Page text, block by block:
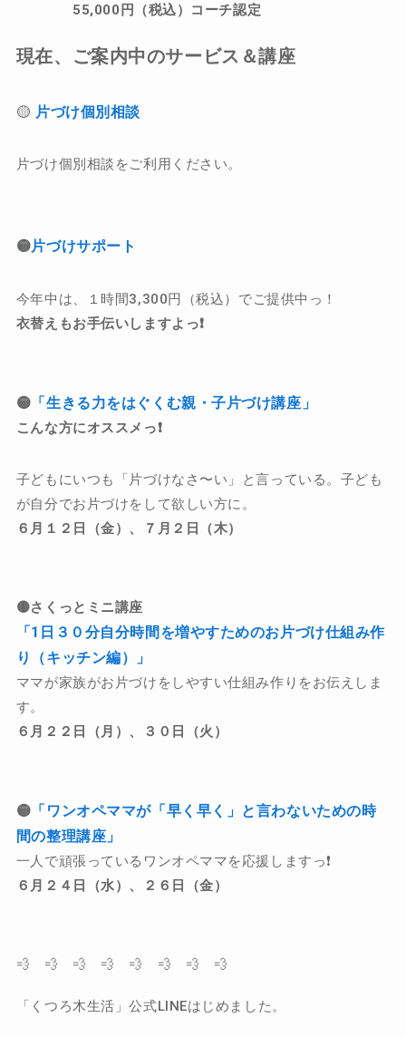
55,000円（税込）コーチ認定
現在、ご案内中のサービス＆講座
🟡 片づけ個別相談
片づけ個別相談をご利用ください。
🟡片づけサポート
今年中は、１時間3,300円（税込）でご提供中っ！
衣替えもお手伝いしますよっ❗️
🟡 「生きる力をはぐくむ親・子片づけ講座」
こんな方にオススメっ❗️
子どもにいつも「片づけなさ〜い」と言っている。子ども
が自分でお片づけをして欲しい方に。
６月１２日（金）、７月２日（木）
🟡さくっとミニ講座
「1日３０分自分時間を増やすためのお片づけ仕組み作
り（キッチン編）」
ママが家族がお片づけをしやすい仕組み作りをお伝えしま
す。
６月２２日（月）、３０日（火）
🟡 「ワンオペママが「早く早く」と言わないための時
間の整理講座」
一人で頑張っているワンオペママを応援しますっ❗️
６月２４日（水）、２６日（金）
💨 💨 💨 💨 💨 💨 💨 💨
「くつろ木生活」公式LINEはじめました。